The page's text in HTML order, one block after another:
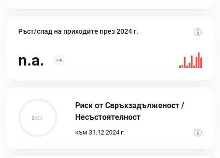
Ръст/спад на приходите през 2024 г.
n.a.
Риск от Свръхзадълженост /
Несъстоятелност
към 31.12.2024 г.